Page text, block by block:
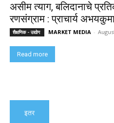
असीम त्याग, बलिदानाचे
रणसंग्राम : प्राचार्य
शैक्षणिक - उद्योग MARKET MEDIA -
Read more
इतर